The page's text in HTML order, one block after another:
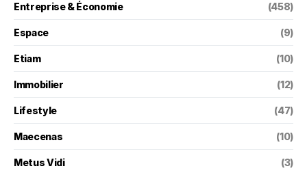
Entreprise & Économie (458)
Espace (9)
Etiam (10)
Immobilier (12)
Lifestyle (47)
Maecenas (10)
Metus Vidi (3)